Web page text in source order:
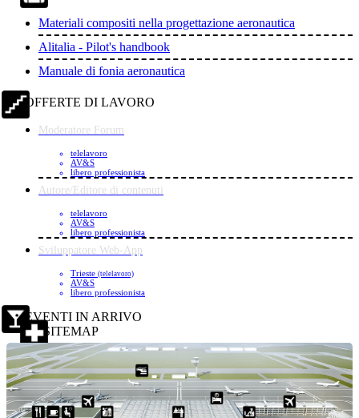
Materiali compositi nella progettazione aeronautica
Alitalia - Pilot's handbook
Manuale di fonia aeronautica
OFFERTE DI LAVORO
Moderatore Forum
telelavoro
AV&S
libero professionista
Autore/Editore di contenuti
telelavoro
AV&S
libero professionista
Sviluppatore Web-App
Trieste (telelavoro)
AV&S
libero professionista
EVENTI IN ARRIVO
SITEMAP